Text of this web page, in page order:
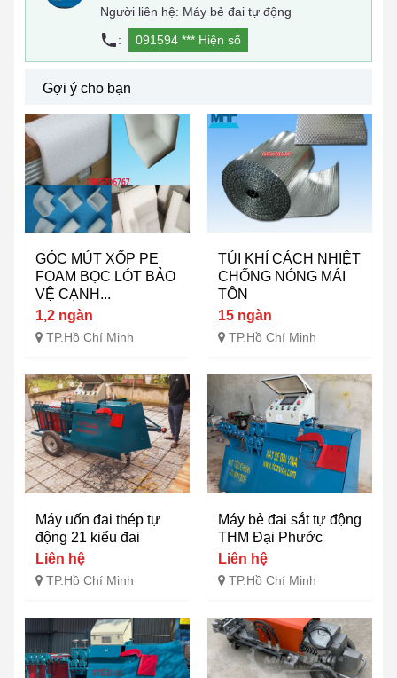
Người liên hệ: Máy bẻ đai tự động
:
091594 *** Hiện số
Gợi ý cho bạn
GÓC MÚT XỐP PE
FOAM BỌC LÓT BẢO
VỆ CẠNH...
1,2 ngàn
TP.Hồ Chí Minh
TÚI KHÍ CÁCH NHIỆT
CHỐNG NÓNG MÁI
TÔN
15 ngàn
TP.Hồ Chí Minh
Máy uốn đai thép tự
động 21 kiểu đai
Liên hệ
TP.Hồ Chí Minh
Máy bẻ đai sắt tự động
THM Đại Phước
Liên hệ
TP.Hồ Chí Minh